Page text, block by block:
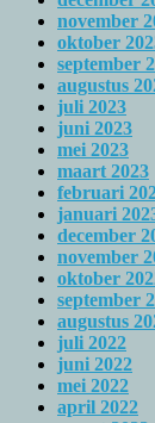
november
oktober
september
augustus
juli 2023
juni 2023
mei 2023
maart 2023
februari
januari
december
november
oktober
september
augustus
juli 2022
juni 2022
mei 2022
april 2022